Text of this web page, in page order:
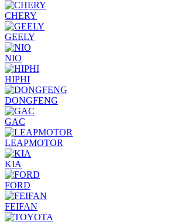
CHERY
GEELY
NIO
HIPHI
DONGFENG
GAC
LEAPMOTOR
KIA
FORD
FEIFAN